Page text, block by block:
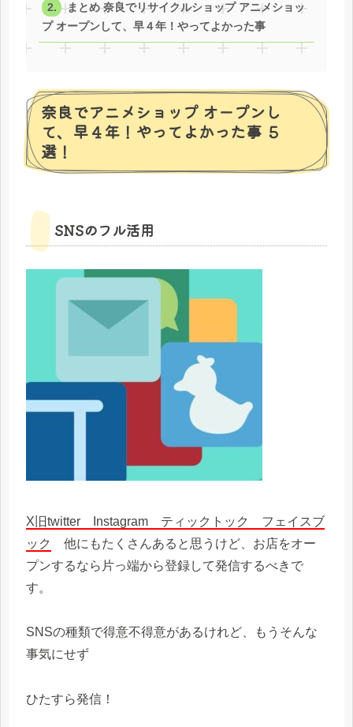
まとめ 奈良でリサイクルショップ アニメショッ
プ オープンして、早４年！やってよかった事
奈良でアニメショップ オープンし
て、早４年！やってよかった事 ５
選！
SNSのフル活用
X旧twitter Instagram ティックトック フェイスブ
ック
他にもたくさんあると思うけど、お店をオー
プンするなら片っ端から登録して発信するべきで
す。
SNSの種類で得意不得意があるけれど、もうそんな
事気にせず
ひたすら発信！